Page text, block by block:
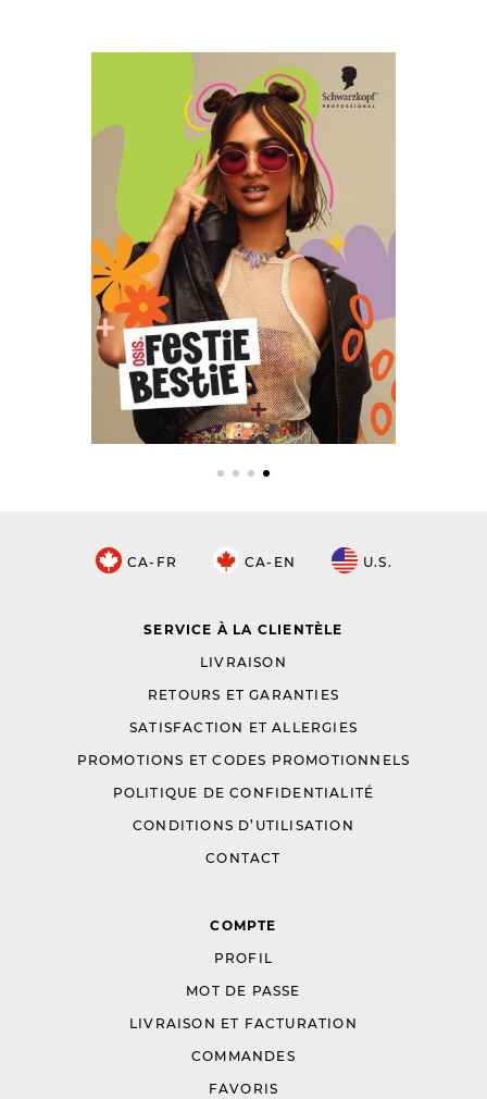
CA-FR CA-EN U.S.
SERVICE À LA CLIENTÈLE
LIVRAISON
RETOURS ET GARANTIES
SATISFACTION ET ALLERGIES
PROMOTIONS ET CODES PROMOTIONNELS
POLITIQUE DE CONFIDENTIALITÉ
CONDITIONS D’UTILISATION
CONTACT
COMPTE
PROFIL
MOT DE PASSE
LIVRAISON ET FACTURATION
COMMANDES
FAVORIS